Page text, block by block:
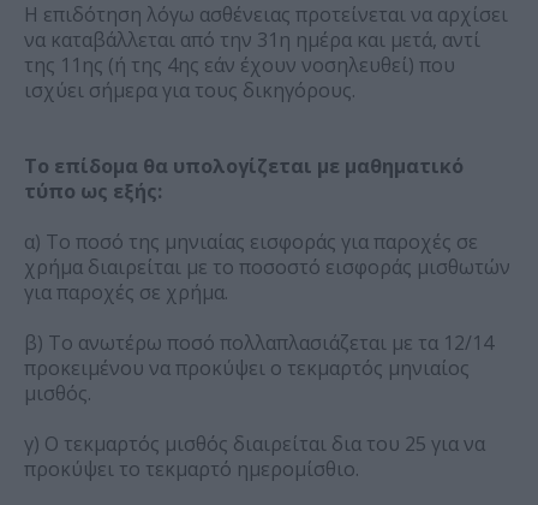
Η επιδότηση λόγω ασθένειας προτείνεται να αρχίσει
να καταβάλλεται από την 31η ημέρα και μετά, αντί
της 11ης (ή της 4ης εάν έχουν νοσηλευθεί) που
ισχύει σήμερα για τους δικηγόρους.
Το επίδομα θα υπολογίζεται με μαθηματικό
τύπο ως εξής:
α) Το ποσό της μηνιαίας εισφοράς για παροχές σε
χρήμα διαιρείται με το ποσοστό εισφοράς μισθωτών
για παροχές σε χρήμα.
β) Το ανωτέρω ποσό πολλαπλασιάζεται με τα 12/14
προκειμένου να προκύψει ο τεκμαρτός μηνιαίος
μισθός.
γ) Ο τεκμαρτός μισθός διαιρείται δια του 25 για να
προκύψει το τεκμαρτό ημερομίσθιο.